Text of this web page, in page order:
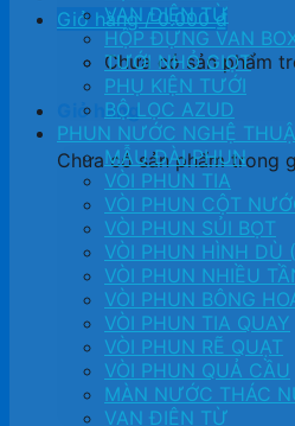
Giỏ hàng /0.000₫
Chưa có sản phẩm
Giỏ hàng
Chưa có sản phẩm trong
VAN ĐIỆN TỪ
HỘP ĐỰNG VAN
TƯỚI NHỎ GIỌT
PHỤ KIỆN TƯỚI
BỘ LỌC AZUD
PHUN NƯỚC NGHỆ
MẪU ĐÀI PHUN
VÒI PHUN TIA
VÒI PHUN CỘT
VÒI PHUN SỦI BỌT
VÒI PHUN HÌNH DÙ
VÒI PHUN NHIỀU
VÒI PHUN BÔNG
VÒI PHUN TIA QUAY
VÒI PHUN RẼ QUẠT
VÒI PHUN QUẢ CẦU
MÀN NƯỚC THÁC
VAN ĐIỆN TỪ